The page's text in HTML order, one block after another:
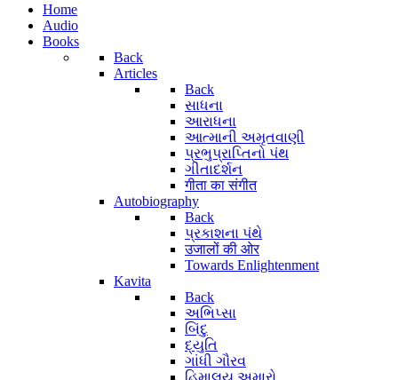
Home
Audio
Books
Back
Articles
Back
સાધના
આરાધના
આત્માની અમૃતવાણી
પ્રભુપ્રાપ્તિનો પંથ
ગીતાદર્શન
गीता का संगीत
Autobiography
Back
પ્રકાશના પંથે
उजालों की ओर
Towards Enlightenment
Kavita
Back
અભિપ્સા
બિંદુ
દ્યુતિ
ગાંધી ગૌરવ
હિમાલય અમારો